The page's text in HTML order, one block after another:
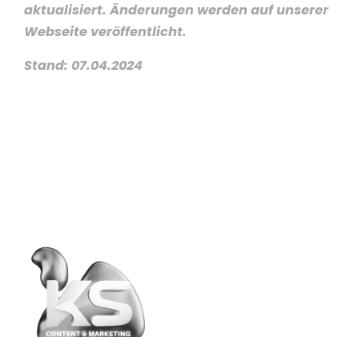
aktualisiert. Änderungen werden auf unserer
Webseite veröffentlicht.
Stand: 07.04.2024